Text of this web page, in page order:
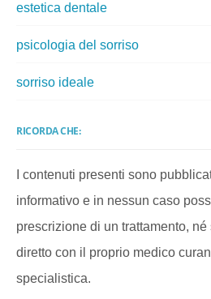
estetica dentale
psicologia del sorriso
sorriso ideale
RICORDA CHE:
I contenuti presenti sono
informativo e in nessun caso
prescrizione di un trattamento,
diretto con il proprio medico
specialistica.